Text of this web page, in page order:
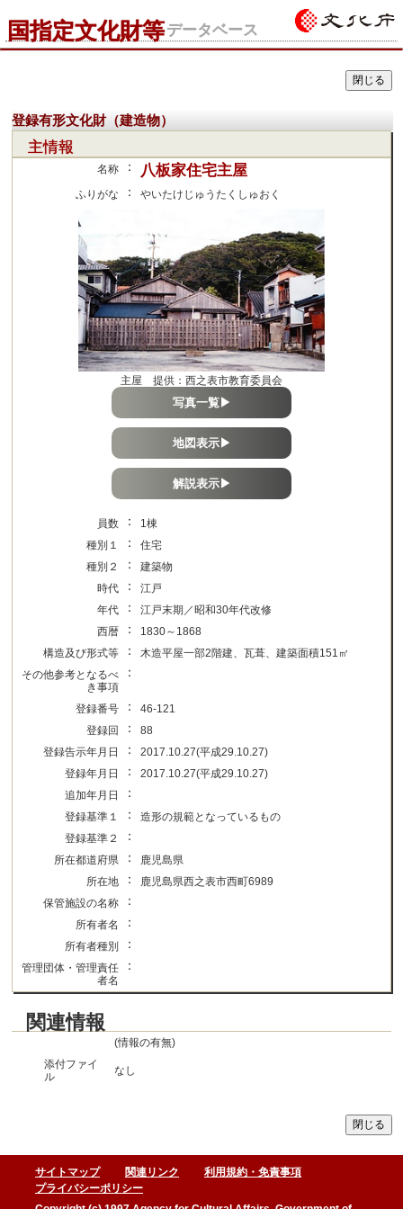
国指定文化財等データベース
登録有形文化財（建造物）
主情報
名称 ： 八板家住宅主屋
ふりがな ： やいたけじゅうたくしゅおく
主屋 提供：西之表市教育委員会
写真一覧▶
地図表示▶
解説表示▶
員数 ：
1棟
種別１
：
住宅
種別２
：
建築物
時代
：
江戸
年代
：
江戸末期／昭和30年代改修
西暦
：
1830～1868
構造及び形式等
：
木造平屋一部2階建、瓦葺、建築面積151㎡
その他参考となるべ
き事項
：
登録番号 ：
46-121
登録回
：
88
登録告示年月日
：
2017.10.27(平成29.10.27)
登録年月日
：
2017.10.27(平成29.10.27)
追加年月日
：
登録基準１ ：
造形の規範となっているもの
登録基準２
：
所在都道府県 ：
鹿児島県
所在地
：
鹿児島県西之表市西町6989
保管施設の名称
：
所有者名 ：
所有者種別 ：
管理団体・管理責任
者名
：
関連情報
(情報の有無)
添付ファイ
ル
なし
サイトマップ 関連リンク
利用規約・免責事項
プライバシーポリシー